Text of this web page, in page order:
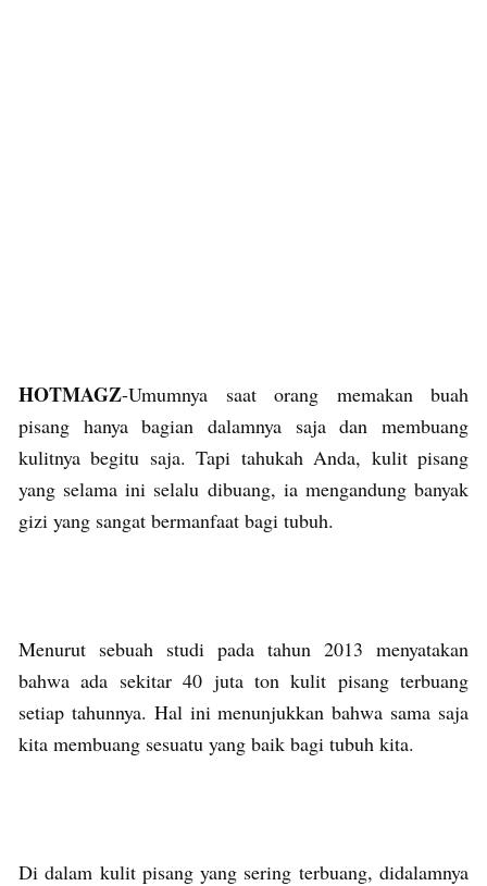
HOTMAGZ-Umumnya saat orang memakan buah
pisang hanya bagian dalamnya saja dan membuang
kulitnya begitu saja. Tapi tahukah Anda, kulit pisang
yang selama ini selalu dibuang, ia mengandung banyak
gizi yang sangat bermanfaat bagi tubuh.
Menurut sebuah studi pada tahun 2013 menyatakan
bahwa ada sekitar 40 juta ton kulit pisang terbuang
setiap tahunnya. Hal ini menunjukkan bahwa sama saja
kita membuang sesuatu yang baik bagi tubuh kita.
Di dalam kulit pisang yang sering terbuang, didalamnya